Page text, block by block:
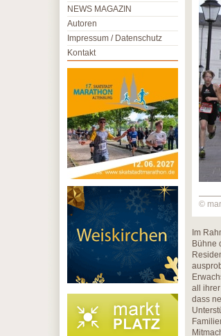
©
Im
Bühne
all
dass
NEWS MAGAZIN
Autoren
Impressum / Datenschutz
Kontakt